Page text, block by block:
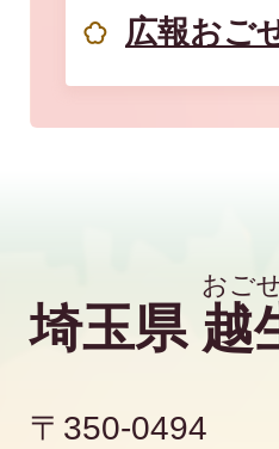
広報おご
埼玉県 越
〒350-0494